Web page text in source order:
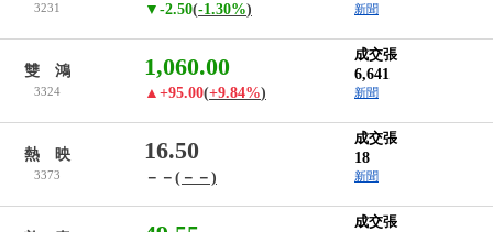
3231 ▼-2.50(-1.30%) 新聞
雙 鴻
3324
1,060.00
▲+95.00(+9.84%)
成交張
6,641
新聞
熱 映
3373
16.50
－－ (－－)
成交張
18
新聞
成交張